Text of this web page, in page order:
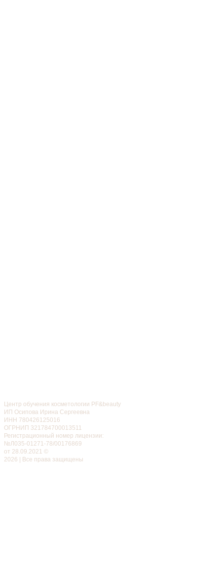
Центр обучения косметологии PF&beauty
ИП Осипова Ирина Сергеевна
ИНН 780426125016
ОГРНИП 321784700013511
Регистрационный номер лицензии:
№Л035-01271-78/00176869
от 28.09.2021 ©
2026 | Все права защищены